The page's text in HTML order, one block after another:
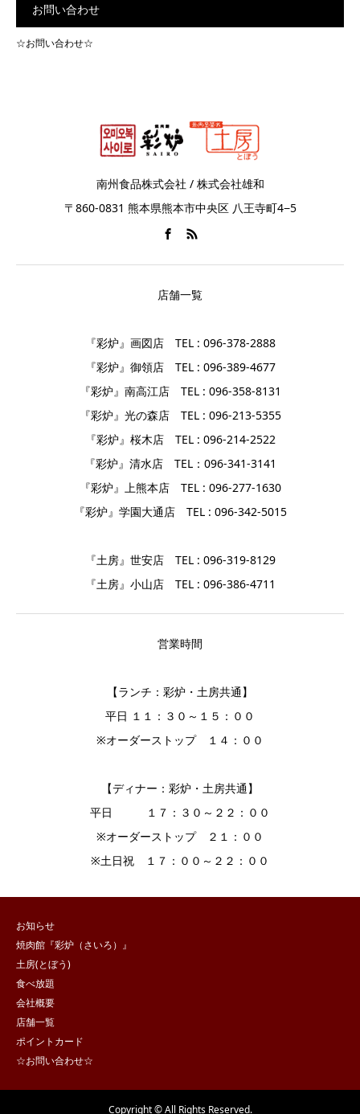
お問い合わせ
☆お問い合わせ☆
南州食品株式会社 / 株式会社雄和
〒860-0831 熊本県熊本市中央区 八王寺町4−5
店舗一覧
『彩炉』画図店 TEL : 096-378-2888
『彩炉』御領店 TEL : 096-389-4677
『彩炉』南高江店 TEL : 096-358-8131
『彩炉』光の森店 TEL : 096-213-5355
『彩炉』桜木店 TEL : 096-214-2522
『彩炉』清水店 TEL：096-341-3141
『彩炉』上熊本店 TEL : 096-277-1630
『彩炉』学園大通店 TEL : 096-342-5015
『土房』世安店 TEL : 096-319-8129
『土房』小山店 TEL : 096-386-4711
営業時間
【ランチ：彩炉・土房共通】
平日 １１：３０～１５：００
※オーダーストップ １４：００
【ディナー：彩炉・土房共通】
平日 １７：３０～２２：００
※オーダーストップ ２１：００
※土日祝 １７：００～２２：００
お知らせ
焼肉館『彩炉（さいろ）』
土房(とぼう)
食べ放題
会社概要
店舗一覧
ポイントカード
☆お問い合わせ☆
Copyright © All Rights Reserved.